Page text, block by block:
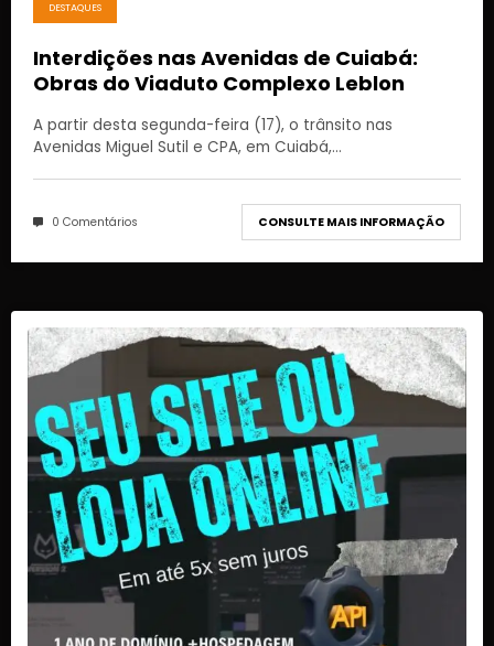
DESTAQUES
Interdições nas Avenidas de Cuiabá:
Obras do Viaduto Complexo Leblon
A partir desta segunda-feira (17), o trânsito nas
Avenidas Miguel Sutil e CPA, em Cuiabá,…
0 Comentários CONSULTE MAIS INFORMAÇÃO